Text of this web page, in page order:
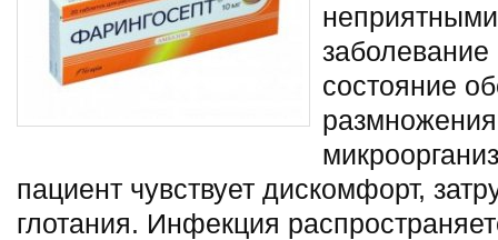
состояние
пациент чувствует дискомфорт,
глотания. Инфекция